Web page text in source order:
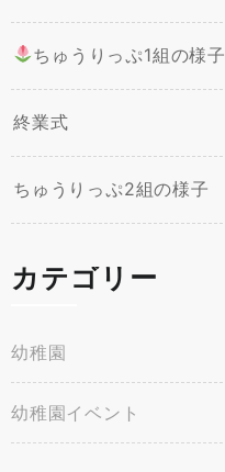
ちゅうりっぷ1組の様子
終業式
ちゅうりっぷ2組の様子
カテゴリー
幼稚園
幼稚園イベント